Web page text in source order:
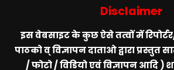
Disclaimer
इस वेबसाइट के कुछ ऐसे तत्वों में
पाठको व् विज्ञापन दाताओ द्वारा प्रस्तुत
/ फोटो / विडियो एवं विज्ञापन आदि )